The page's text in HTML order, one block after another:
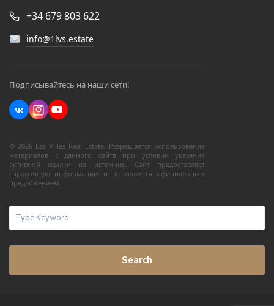
+34 679 803 622
info@1lvs.estate
Подписывайтесь на наши сети:
© 2026 Las Villas Real Estate. Разрешается использование
материалов с данного сайта при условии указания
активной ссылки на источник. Сайт предоставляет
справочную информацию и не является официальным
предложением.
Search